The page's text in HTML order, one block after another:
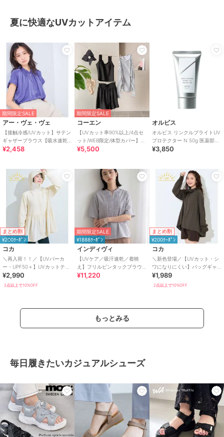
夏に快適なUVカットアイテム
期間限定SALE
アー・ヴェ・ヴェ
【接触冷感/UVカット】サテン
ギャザーブラウス【吸水速乾/
イージーケア】
¥2,458
期間限定SALE
コーエン
【UVカット率90%以上/4点セ
ット/WEB限定/体型カバー】シ
ュシュ付きアソートスイムウ
¥5,500
オルビス
オルビス リンクルブライトUV
プロテクター N 50g 医薬部外
品（顔用日焼け止め）
¥3,850
まとめ割
¥200ｸｰﾎﾟﾝ
コカ
＼再入荷！！／【UVパーカ
ー・UPF50＋】UVカットティ
アードパーカー 全4色
¥2,990
2点以上で10%OFF
期間限定SALE
¥1888ｸｰﾎﾟﾝ
インディヴィ
【UVケア／吸汗速乾／着映
え】フリルピンタックブラウ
ス
¥11,220
まとめ割
¥200ｸｰﾎﾟﾝ
コカ
＼新色登場／【UVカット・シ
ワになりにくい】バッグギャ
ザーUVパーカー 全4色
¥1,989
2点以上で10%OFF
もっとみる
毎日履きたいカジュアルシューズ